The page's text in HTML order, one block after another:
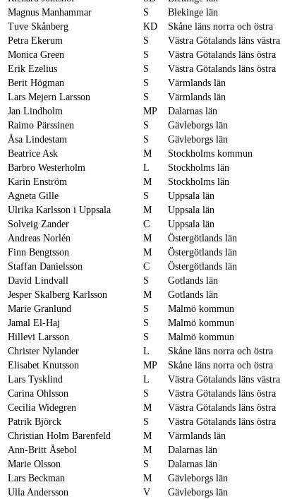
Magnus Manhammar
S Blekinge län
Tuve Skånberg
KD Skåne läns norra och östra
Petra Ekerum
S Västra Götalands läns västra
Monica Green
S Västra Götalands läns östra
Erik Ezelius
S Västra Götalands läns östra
Berit Högman
S Värmlands län
Lars Mejern Larsson
S Värmlands län
Jan Lindholm
MP Dalarnas län
Raimo Pärssinen
S Gävleborgs län
Åsa Lindestam
S Gävleborgs län
Beatrice Ask
M Stockholms kommun
Barbro Westerholm
L Stockholms län
Karin Enström
M Stockholms län
Agneta Gille
S Uppsala län
Ulrika Karlsson i Uppsala
M Uppsala län
Solveig Zander
C Uppsala län
Andreas Norlén
M Östergötlands län
Finn Bengtsson
M Östergötlands län
Staffan Danielsson
C Östergötlands län
David Lindvall
S Gotlands län
Jesper Skalberg Karlsson
M Gotlands län
Marie Granlund
S Malmö kommun
Jamal El-Haj
S Malmö kommun
Hillevi Larsson
S Malmö kommun
Christer Nylander
L Skåne läns norra och östra
Elisabet Knutsson
MP Skåne läns norra och östra
Lars Tysklind
L Västra Götalands läns västra
Carina Ohlsson
S Västra Götalands läns östra
Cecilia Widegren
M Västra Götalands läns östra
Patrik Björck
S Västra Götalands läns östra
Christian Holm Barenfeld
M Värmlands län
Ann-Britt Åsebol
M Dalarnas län
Marie Olsson
S Dalarnas län
Lars Beckman
M Gävleborgs län
Ulla Andersson
V Gävleborgs län